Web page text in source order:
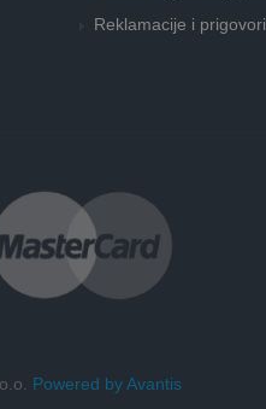
Reklamacije i prigovori
Powered by Avantis